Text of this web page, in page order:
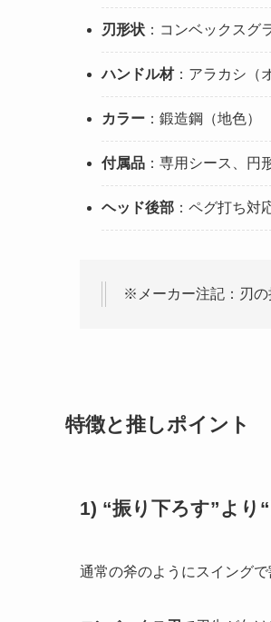
刃形状 ：コンベックスグ
ハンドル材：アラカシ（
カラー ：鍛造鋼（地色）
付属品 ：専用シース、円
ヘッド後部 ：ペグ打ち対
※メーカー注記：刃の
特徴と推しポイント
1) “振り下ろす”より
通常の斧のようにスイング